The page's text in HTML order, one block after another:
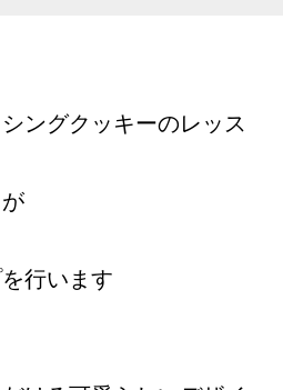
ングクッキーのレッス
行います